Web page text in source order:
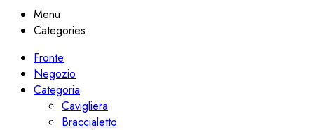
Menu
Categories
Fronte
Negozio
Categoria
Cavigliera
Braccialetto